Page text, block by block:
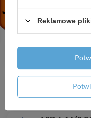
Filtr IBF-05 3/
75,17 zł / szt.
QBO 100
1 154,97 zł /
Zbiornik C.O./
368,84 zł / szt.
Reklamowe